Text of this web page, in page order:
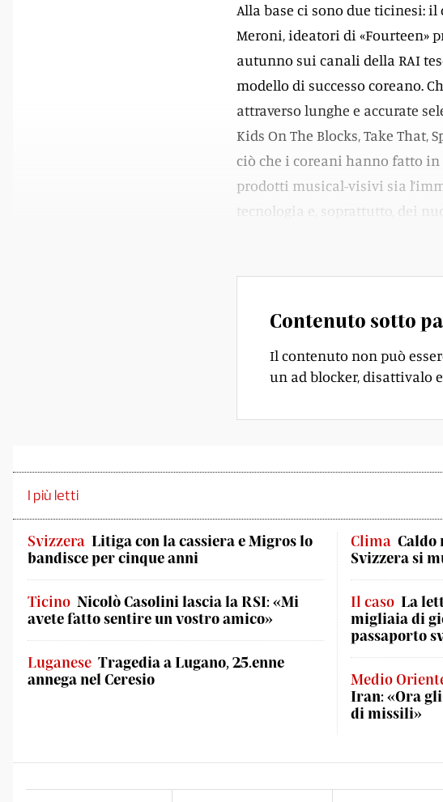
Alla base ci sono due ticinesi:
Meroni, ideatori di «Fourteen»
autunno sui canali della RAI
modello di successo coreano.
attraverso lunghe e accurate
Kids On The Blocks, Take
ciò che i coreani hanno fatto
prodotti musical-visivi sia
tecnologia e, soprattutto, dei
Contenuto sotto
Il contenuto non può
un ad blocker, disattivalo
I più letti
Svizzera Litiga con la cassiera e Migros lo
bandisce per cinque anni
Ticino Nicolò Casolini lascia la RSI: «Mi
avete fatto sentire un vostro amico»
Luganese Tragedia a Lugano, 25.enne
annega nel Ceresio
Clima Caldo
Svizzera si
Il caso La
migliaia di
passaporto
Medio
Iran: «Ora
di missili»